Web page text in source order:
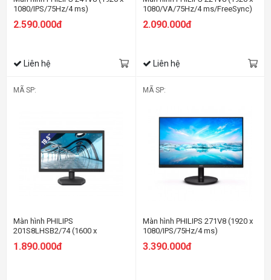
1080/IPS/75Hz/4 ms)
2.590.000đ
Liên hệ
1080/VA/75Hz/4 ms/FreeSync)
2.090.000đ
Liên hệ
MÃ SP:
Màn hình PHILIPS
201S8LHSB2/74 (1600 x
900/TN/60Hz/5 ms)
1.890.000đ
MÃ SP:
Màn hình PHILIPS 271V8 (1920 x
1080/IPS/75Hz/4 ms)
3.390.000đ